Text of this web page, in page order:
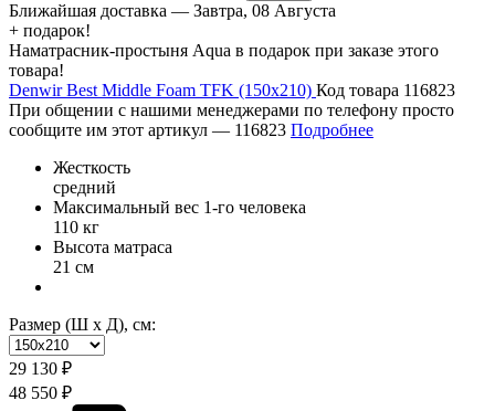
Ближайшая доставка — Завтра, 08 Августа
+ подарок!
Наматрасник-простыня Aqua в подарок при заказе этого
товара!
Denwir Best Middle Foam TFK (150х210) Код товара 116823
При общении с нашими менеджерами по телефону просто
сообщите им этот артикул — 116823 Подробнее
Жесткость
средний
Максимальный вес 1-го человека
110 кг
Высота матраса
21 см
Размер (Ш х Д), см:
29 130 ₽
48 550 ₽